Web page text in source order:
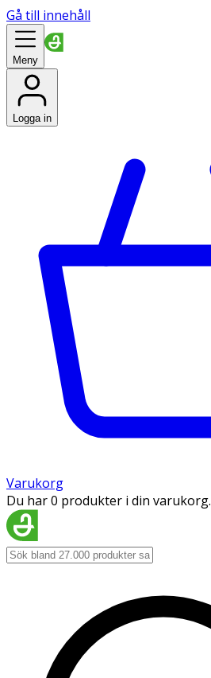
Gå till innehåll
Meny
Logga in
Varukorg
Du har 0 produkter i din varukorg.